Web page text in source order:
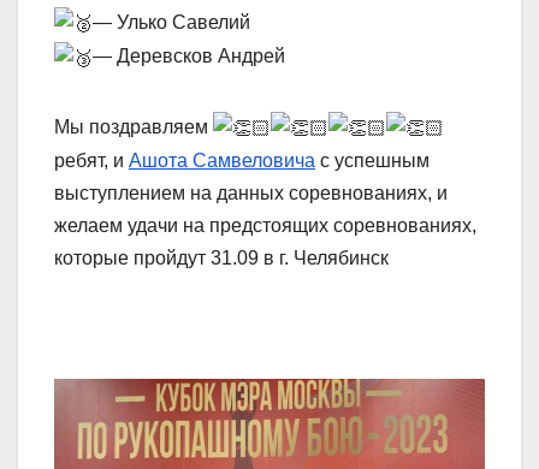
— Улько Савелий
— Деревсков Андрей
Мы поздравляем
ребят, и Ашота Самвеловича с успешным
выступлением на данных соревнованиях, и
желаем удачи на предстоящих соревнованиях,
которые пройдут 31.09 в г. Челябинск